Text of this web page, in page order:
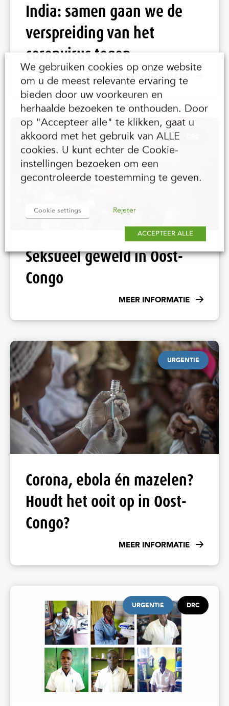
India: samen gaan we de
verspreiding van het
coronvirus tegen
MEER INFORMATIE
URGENTIE
Seksueel geweld in Oost-
Congo
MEER INFORMATIE
URGENTIE
Corona, ebola én mazelen?
Houdt het ooit op in Oost-
Congo?
MEER INFORMATIE
URGENTIE DRC
We gebruiken cookies op onze website
om u de meest relevante ervaring te
bieden door uw voorkeuren en
herhaalde bezoeken te onthouden. Door
op "Accepteer alle" te klikken, gaat u
akkoord met het gebruik van ALLE
cookies. U kunt echter de Cookie-
instellingen bezoeken om een
gecontroleerde toestemming te geven.
Cookie settings Rejeter
ACCEPTEER ALLE